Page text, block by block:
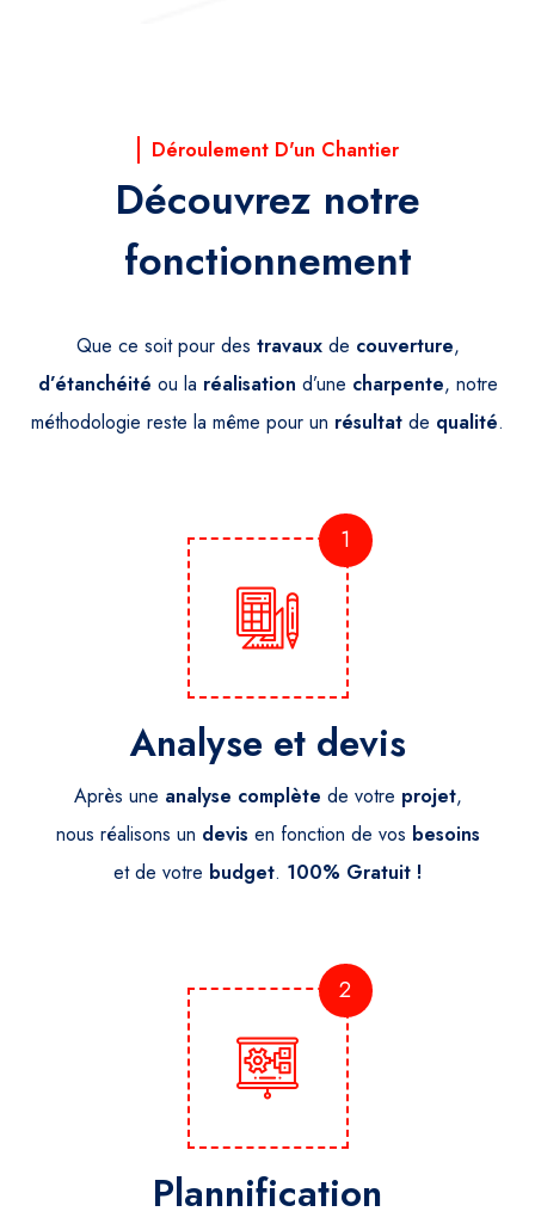
Déroulement D'un Chantier
Découvrez notre
fonctionnement
Que ce soit pour des travauxde couverture,
d’étanchéité ou la réalisation d’une charpente, notre
méthodologie reste la même pour un résultat de qualité.
1
Analyse et devis
Après une analyse complète de votre projet,
nous réalisons un devis en fonction de vos besoins
et de votre budget. 100% Gratuit !
2
Plannification